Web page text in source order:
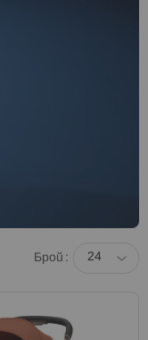
Брой